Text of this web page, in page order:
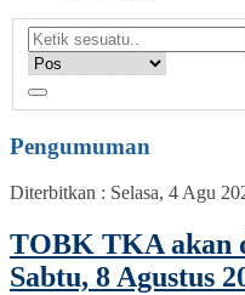
Pengumuman
Diterbitkan : Selasa, 4 Agu
TOBK TKA akan
Sabtu, 8 Agustus